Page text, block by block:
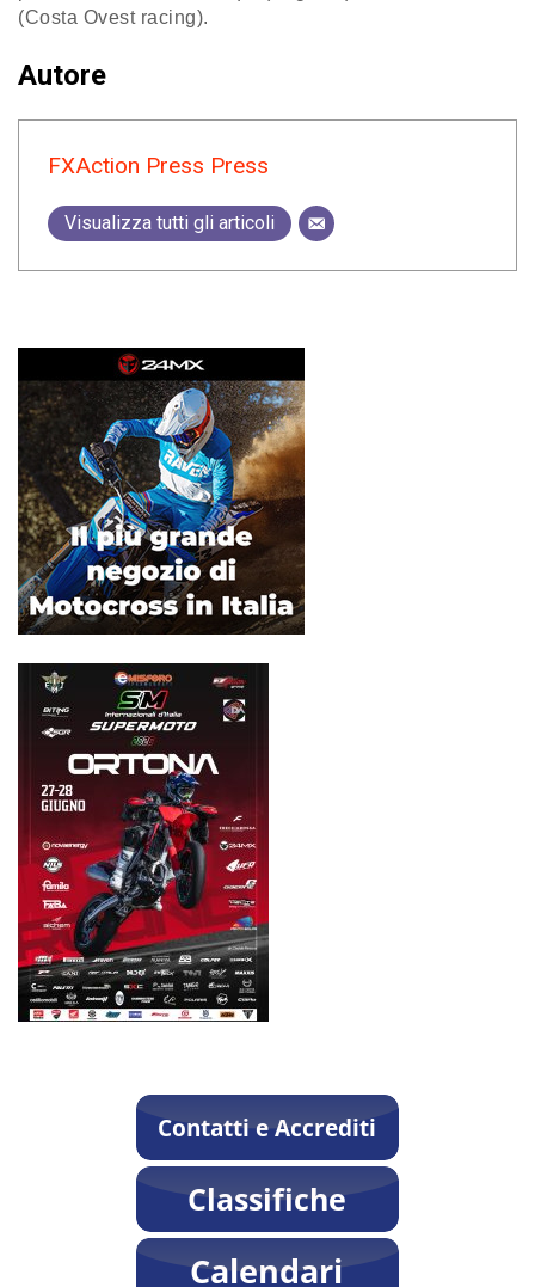
(Costa Ovest racing).
Autore
FXAction Press Press
Visualizza tutti gli articoli